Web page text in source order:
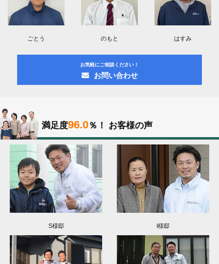
ごとう のもと はすみ
お気軽にご相談ください！
お問い合わせ
満足度96.0％！ お客様の声
S様邸 I様邸